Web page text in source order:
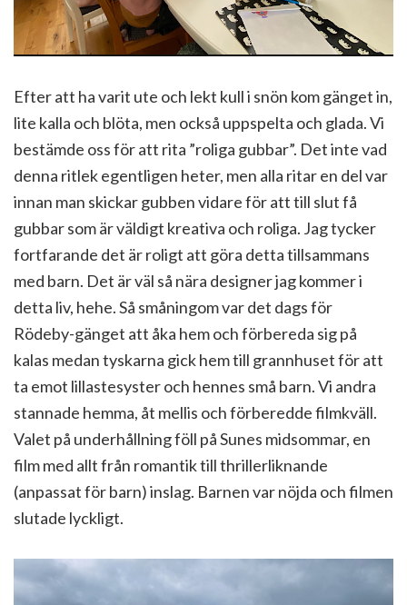
Efter att ha varit ute och lekt kull i snön kom gänget in,
lite kalla och blöta, men också uppspelta och glada. Vi
bestämde oss för att rita ”roliga gubbar”. Det inte vad
denna ritlek egentligen heter, men alla ritar en del var
innan man skickar gubben vidare för att till slut få
gubbar som är väldigt kreativa och roliga. Jag tycker
fortfarande det är roligt att göra detta tillsammans
med barn. Det är väl så nära designer jag kommer i
detta liv, hehe. Så småningom var det dags för
Rödeby-gänget att åka hem och förbereda sig på
kalas medan tyskarna gick hem till grannhuset för att
ta emot lillastesyster och hennes små barn. Vi andra
stannade hemma, åt mellis och förberedde filmkväll.
Valet på underhållning föll på Sunes midsommar, en
film med allt från romantik till thrillerliknande
(anpassat för barn) inslag. Barnen var nöjda och filmen
slutade lyckligt.